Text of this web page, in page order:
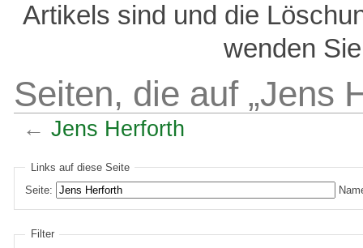
Artikels sind und die
wenden
Seiten, die auf „Jens
←Jens Herforth
Links auf diese Seite
Seite:
Filter